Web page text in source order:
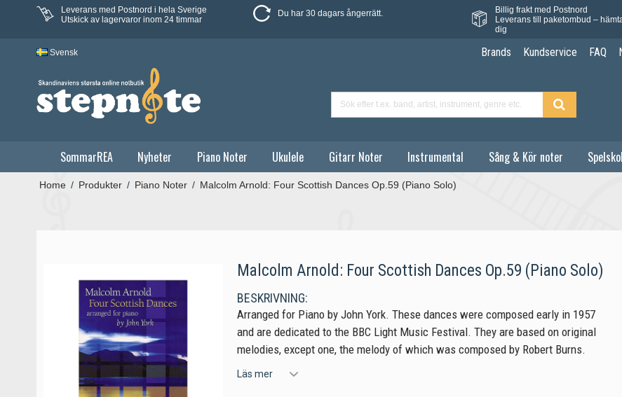
Leverans med Postnord i hela Sverige
Utskick av lagervaror inom 24 timmar
Du har 30 dagars ångerrätt.
Billig frakt med Postnord
Leverans till paketombud –
dig
Svensk Brands Kundservice FAQ
SommarREA Nyheter Piano Noter Ukulele Gitarr Noter Instrumental Sång & Kör noter
Home / Produkter / Piano Noter / Malcolm Arnold: Four Scottish Dances Op.59 (Piano Solo)
Malcolm Arnold: Four Scottish Dances Op.59 (Piano Solo)
BESKRIVNING:
Arranged for Piano by John York. These dances were composed early in 1957
and are dedicated to the BBC Light Music Festival. They are based on original
melodies, except one, the melody of which was composed by Robert Burns.
Läs mer